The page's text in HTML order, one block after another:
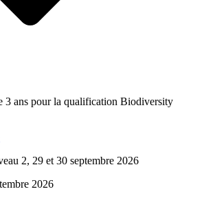
3 ans pour la qualification Biodiversity
2, 29 et 30 septembre 2026
2026